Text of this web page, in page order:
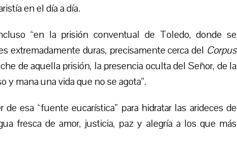
en el día a día.
“en la prisión conventual de Toledo, donde se
extremadamente duras, precisamente cerca del Corpus
de aquella prisión, la presencia oculta del Señor, de la
y mana una vida que no se agota”.
esa “fuente eucarística” para hidratar las arideces de
fresca de amor, justicia, paz y alegría a los que más